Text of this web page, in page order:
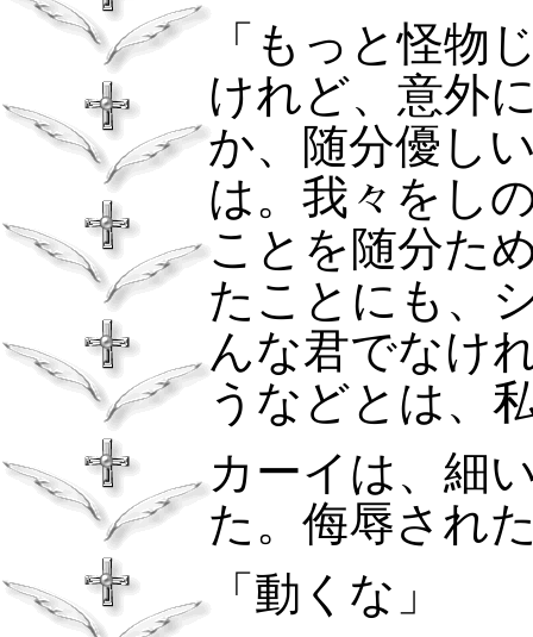
「もっと怪物
けれど、意外
か、随分優し
は。我々をし
ことを随分た
たことにも、
んな君でなけ
うなどとは、
カーイは、細
た。侮辱され
「動くな」